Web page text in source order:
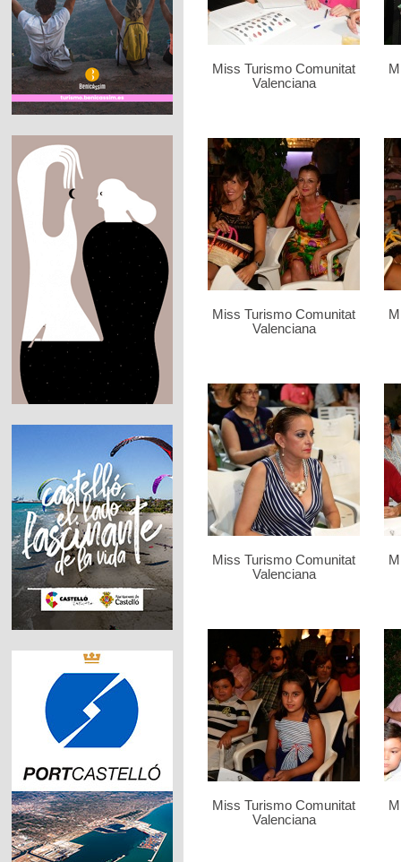
Miss Turismo Comunitat
Valenciana
Miss Turismo Comunitat
Valenciana
Miss Turismo Comunitat
Valenciana
Miss Turismo Comunitat
Valenciana